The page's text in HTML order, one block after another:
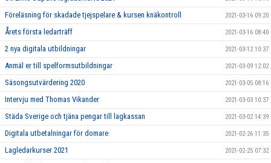
Föreläsning för skadade tjejspelare & kursen knäkontroll 2021-03-16 09:20
Årets första ledarträff 2021-03-16 08:40
2 nya digitala utbildningar 2021-03-12 10:37
Anmäl er till spelformsutbildningar 2021-03-09 12:02
Säsongsutvärdering 2020 2021-03-05 08:16
Intervju med Thomas Vikander 2021-03-03 10:37
Städa Sverige och tjäna pengar till lagkassan 2021-03-02 14:39
Digitala utbetalningar för domare 2021-02-26 11:35
Lagledarkurser 2021 2021-02-25 07:32